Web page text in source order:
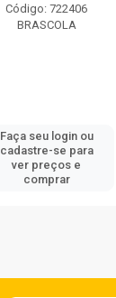
Código: 722406
BRASCOLA
Faça seu login ou
cadastre-se para
ver preços e
comprar